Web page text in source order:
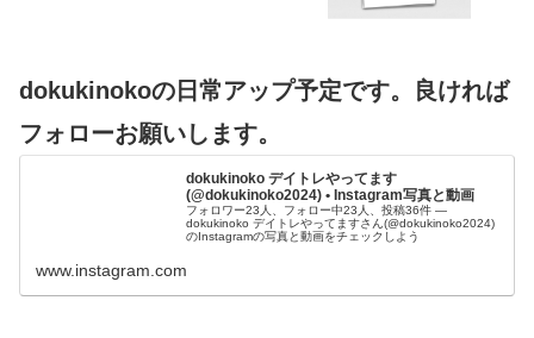
dokukinokoの日常アップ予定です。良ければ
フォローお願いします。
dokukinoko デイトレやってます
(@dokukinoko2024) • Instagram写真と動画
フォロワー23人、フォロー中23人、投稿36件 ―
dokukinoko デイトレやってますさん(@dokukinoko2024)
のInstagramの写真と動画をチェックしよう
www.instagram.com